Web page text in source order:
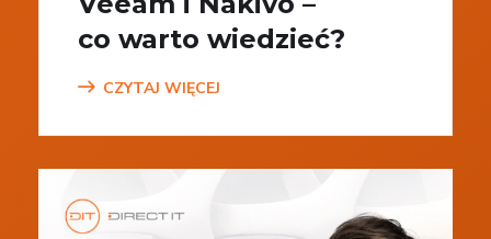
co warto wiedzieć?
CZYTAJ WIĘCEJ